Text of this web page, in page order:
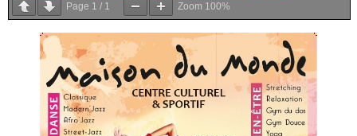
Page 1 / 1 Zoom 100%